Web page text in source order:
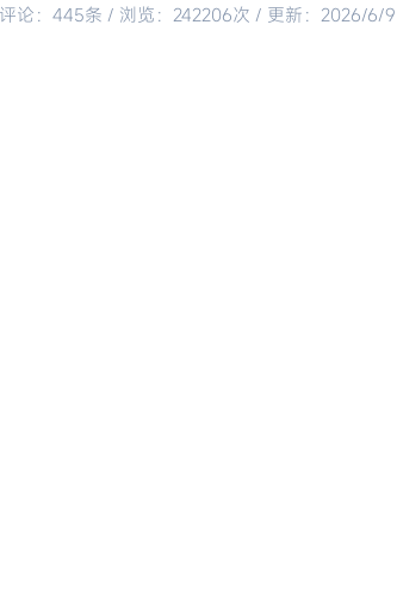
论：445条 / 浏览：242206次 / 更新：2026/6/9